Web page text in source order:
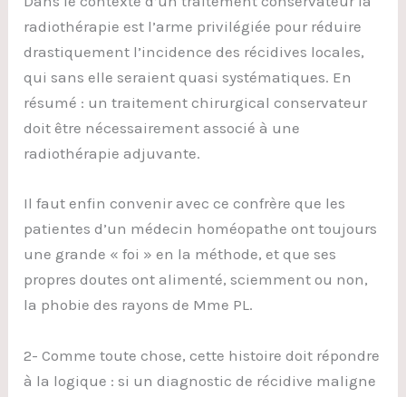
radiothérapie est l’arme privilégiée pour réduire
drastiquement l’incidence des récidives locales,
qui sans elle seraient quasi systématiques. En
résumé : un traitement chirurgical conservateur
doit être nécessairement associé à une
radiothérapie adjuvante.
Il faut enfin convenir avec ce confrère que les
patientes d’un médecin homéopathe ont toujours
une grande « foi » en la méthode, et que ses
propres doutes ont alimenté, sciemment ou non,
la phobie des rayons de Mme PL.
2- Comme toute chose, cette histoire doit répondre
à la logique : si un diagnostic de récidive maligne